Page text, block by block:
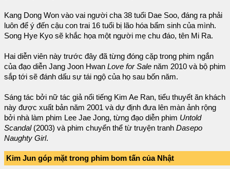
Kang Dong Won vào vai người cha 38 tuổi Dae Soo, đáng ra phải
luôn để ý đến cậu con trai 16 tuổi bị lão hóa bẩm sinh của mình.
Song Hye Kyo sẽ khắc họa một người mẹ chu đáo, tên Mi Ra.
Hai diễn viên này trước đây đã từng đóng cặp trong phim ngắn
của đạo diễn Jang Joon Hwan Love for Sale năm 2010 và bộ phim
sắp tới sẽ đánh dấu sự tái ngộ của họ sau bốn năm.
Sáng tác bởi nữ tác giả nổi tiếng Kim Ae Ran, tiểu thuyết ăn khách
này được xuất bản năm 2001 và dự định đưa lên màn ảnh rộng
bởi nhà làm phim Lee Jae Jong, từng đạo diễn phim Untold
Scandal(2003) và phim chuyển thể từ truyện tranh Dasepo
Naughty Girl.
Kim Jun góp mặt trong phim bom tấn của Nhật